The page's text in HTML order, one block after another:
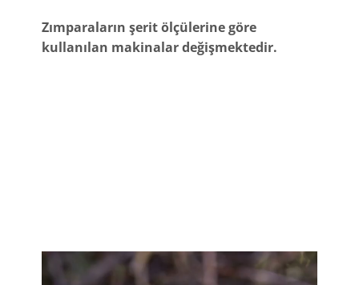
Zımparaların şerit ölçülerine göre
kullanılan makinalar değişmektedir.